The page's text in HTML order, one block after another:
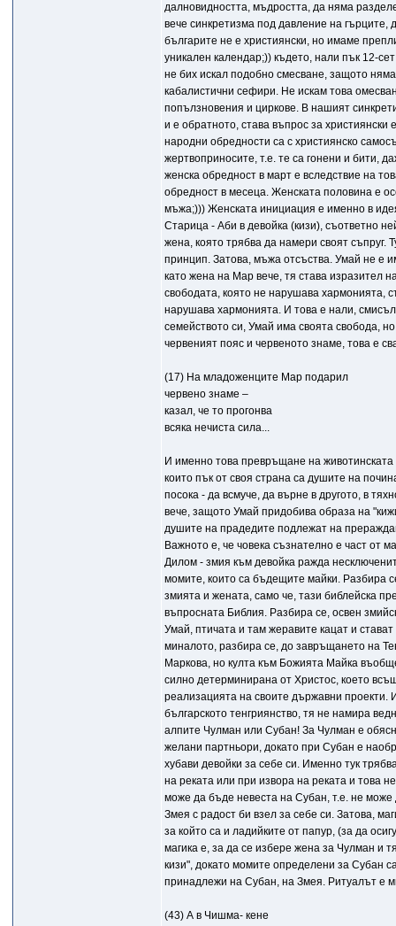
далновидността, мъдростта, да няма
вече синкретизма под давление на гърците,
българите не е християнски, но имаме
уникален календар;)) където, нали пък 12-
не бих искал подобно смесване, защото
кабалистични сефири. Не искам това
попълзновения и циркове. В нашият
и е обратното, става въпрос за
народни обредности са с християнско
жертвоприносите, т.е. те са гонени и бити,
женска обредност в март е вследствие на
обредност в месеца. Женската половина е
мъжа;))) Женската инициация е именно в
Старица - Аби в девойка (кизи), съответно
жена, която трябва да намери своят съпруг.
принцип. Затова, мъжа отсъства. Умай не е
като жена на Мар вече, тя става изразител
свободата, която не нарушава хармонията,
нарушава хармонията. И това е нали,
семейството си, Умай има своята свобода,
червеният пояс и червеното знаме, това е
(17) На младоженците Мар подарил
червено знаме –
казал, че то прогонва
всяка нечиста сила...
И именно това превръщане на
които пък от своя страна са душите на
посока - да всмуче, да върне в другото, в
вече, защото Умай придобива образа на
душите на прадедите подлежат на
Важното е, че човека съзнателно е част от
Дилом - змия към девойка ражда
момите, които са бъдещите майки. Разбира
змията и жената, само че, тази библейска
въпросната Библия. Разбира се, освен
Умай, птичата и там жеравите кацат и
миналото, разбира се, до завръщането на
Маркова, но култа към Божията Майка
силно детерминирана от Христос, което
реализацията на своите държавни проекти.
българското тенгриянство, тя не намира
алпите Чулман или Субан! За Чулман е
желани партньори, докато при Субан е
хубави девойки за себе си. Именно тук
на реката или при извора на реката и това
може да бъде невеста на Субан, т.е. не
Змея с радост би взел за себе си. Затова,
за който са и ладийките от папур, (за да
магика е, за да се избере жена за Чулман и
кизи", докато момите определени за Субан
принадлежи на Субан, на Змея. Ритуалът е
(43) А в Чишма- кене